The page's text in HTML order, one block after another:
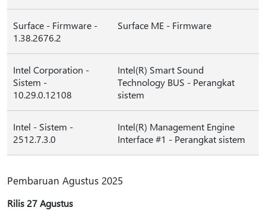
Surface - Firmware -
1.38.2676.2
Surface ME - Firmware
Intel Corporation -
Sistem -
10.29.0.12108
Intel(R) Smart Sound
Technology BUS - Perangkat
sistem
Intel - Sistem -
2512.7.3.0
Intel(R) Management Engine
Interface #1 - Perangkat sistem
Pembaruan Agustus 2025
Rilis 27 Agustus